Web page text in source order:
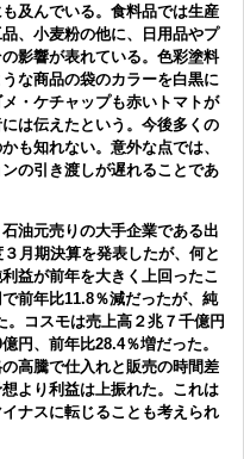
及んでいる。食料品では生産
、小麦粉の他に、日用品やプ
影響が表れている。色彩塗料
な商品の袋のカラーを白黒に
・ケチャップも赤いトマトが
は伝えたという。今後多くの
も知れない。意外な点では、
の引き渡しが遅れることであ
油元売りの大手企業である出
月期決算を発表したが、何と
益が前年を大きく上回ったこ
前年比11.8％減だったが、純
コスモは売上高２兆７千億円
円、前年比28.4％増だった。
高騰で仕入れと販売の時間差
より利益は上振れた。これは
ナスに転じることも考えられ